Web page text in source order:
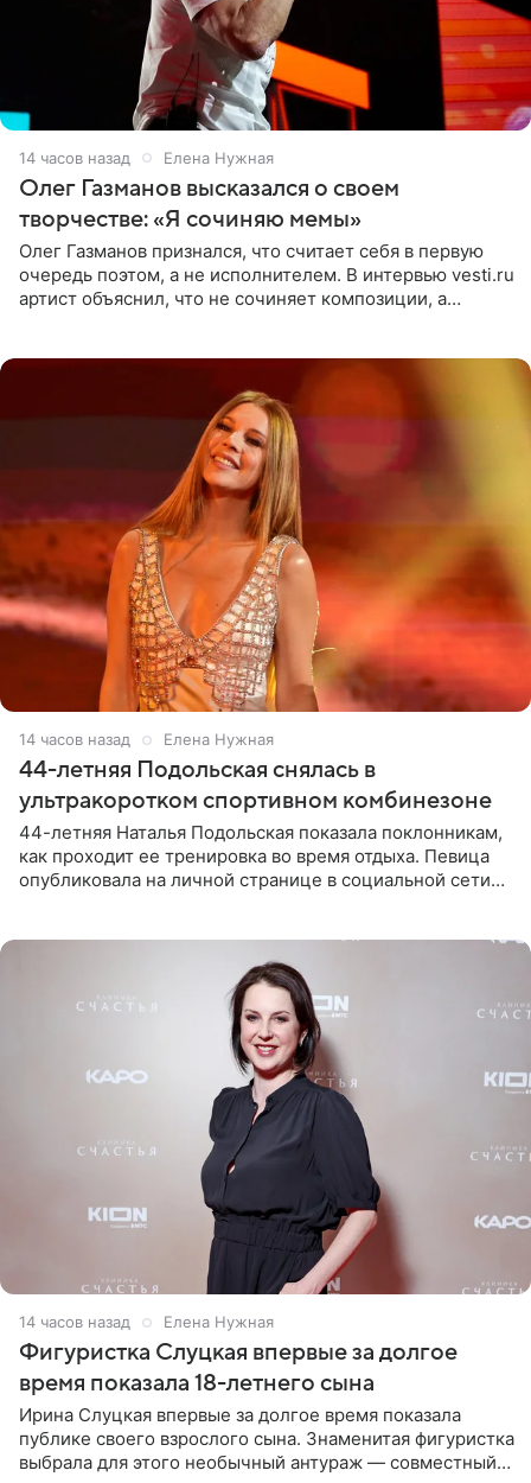
14 часов назад Елена Нужная
Олег Газманов высказался о своем
творчестве: «Я сочиняю мемы»
Олег Газманов признался, что считает себя в первую
очередь поэтом, а не исполнителем. В интервью vesti.ru
артист объяснил, что не сочиняет композиции, а
14 часов назад Елена Нужная
44-летняя Подольская снялась в
ультракоротком спортивном комбинезоне
44-летняя Наталья Подольская показала поклонникам,
как проходит ее тренировка во время отдыха. Певица
опубликовала на личной странице в социальной сети
14 часов назад Елена Нужная
Фигуристка Слуцкая впервые за долгое
время показала 18-летнего сына
Ирина Слуцкая впервые за долгое время показала
публике своего взрослого сына. Знаменитая фигуристка
выбрала для этого необычный антураж — совместный